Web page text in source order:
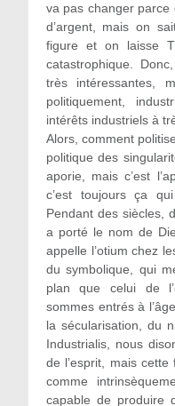
va pas changer parce
d’argent, mais on
figure et on laisse
catastrophique.
très intéressantes,
politiquement,
intérêts industriels à
Alors, comment
politique des
aporie, mais c’est
c’est toujours ça
Pendant des siècles,
a porté le nom de
appelle l’otium chez
du symbolique, qui
plan que celui de
sommes entrés à
la sécularisation, du
Industrialis, nous
de l’esprit, mais
comme
capable de produire